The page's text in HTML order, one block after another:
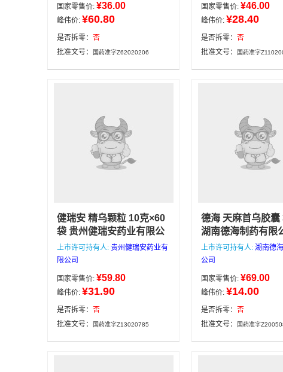
点前下单当天发货，4点后
次日发货，满188包邮，咨
询电话/微信：
13335162133
甘肃河西制
国家零售价: ¥36.00
峰伟价: ¥60.80
是否拆零： 否
批准文号：
国药准字Z62020206
选购，下午4点前下
发货，4点后次日发
188包邮，咨询电话
信：13335162133
国家零售价: ¥46.00
峰伟价: ¥28.40
是否拆零： 否
批准文号：
国药准字
健瑞安 精乌颗粒 10克×60
袋 贵州健瑞安药业有限公
司本店所有药品均来自正
规医药公司，价格低，有
午4点前下单当天发货，4
点后次日发货，满188包
邮，咨询电话/微信：
13335162133
贵州健瑞安
上市许可持有人: 贵州健瑞安药业有
限公司
国家零售价: ¥59.80
峰伟价: ¥31.90
是否拆零： 否
批准文号：
国药准字Z13020785
德海 天麻首乌胶囊
湖南德海制药有限
店所有药品均来自
药公司，价格低，
前下单当天发货，4
日发货，满188包邮
电话/微信：
湖南德海制药有限公
上市许可持有人: 湖南德
公司
国家零售价: ¥69.00
峰伟价: ¥14.00
是否拆零： 否
批准文号：
国药准字